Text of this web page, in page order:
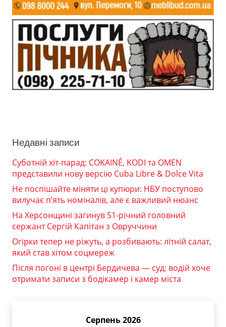
Недавні записи
Суботній хіт-парад: COKAINÉ, KODI та OMEN
представили нову версію Cuba Libre & Dolce Vita
Не поспішайте міняти ці купюри: НБУ поступово
вилучає п’ять номіналів, але є важливий нюанс
На Херсонщині загинув 51-річний головний
сержант Сергій Капітан з Овруччини
Огірки тепер не ріжуть, а розбивають: літній салат,
який став хітом соцмереж
Після погоні в центрі Бердичева — суд: водій хоче
отримати записи з бодікамер і камер міста
Серпень 2026